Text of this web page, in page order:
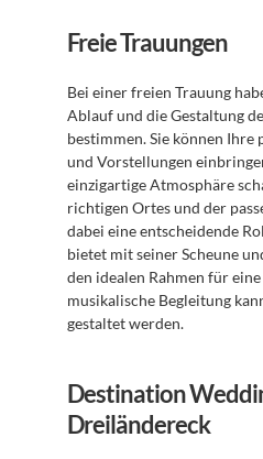
Freie Trauungen
Bei einer freien Trauung
Ablauf und die Gestaltung
bestimmen. Sie können
und Vorstellungen
einzigartige Atmosphäre
richtigen Ortes und der
dabei eine entscheidende
bietet mit seiner Scheune
den idealen Rahmen für
musikalische Begleitung
gestaltet werden.
Destination
Dreiländereck